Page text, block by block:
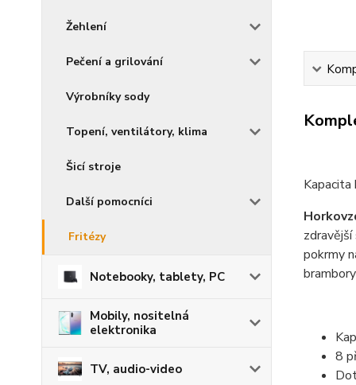
Žehlení
Pečení a grilování
Výrobníky sody
Topení, ventilátory, klima
Šicí stroje
Další pomocníci
Fritézy
Notebooky, tablety, PC
Mobily, nositelná
elektronika
TV, audio-video
pokrmy
8